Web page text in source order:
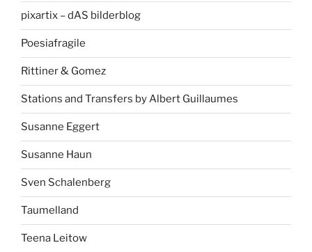
pixartix – dAS bilderblog
Poesiafragile
Rittiner & Gomez
Stations and Transfers by Albert Guillaumes
Susanne Eggert
Susanne Haun
Sven Schalenberg
Taumelland
Teena Leitow